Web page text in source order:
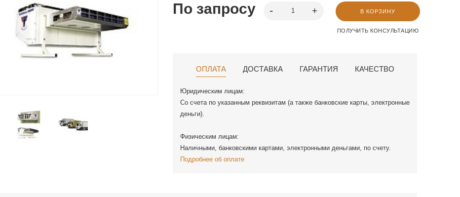
По запросу В КОРЗИНУ
ПОЛУЧИТЬ КОНСУЛЬТАЦИЮ
ОПЛАТА ДОСТАВКА ГАРАНТИЯ КАЧЕСТВО
Юридическим лицам:
Со счета по указанным реквизитам (а также банковские карты, электронные
деньги).
Физическим лицам:
Наличными, банковскими картами, электронными деньгами, по счету.
Подробнее об оплате